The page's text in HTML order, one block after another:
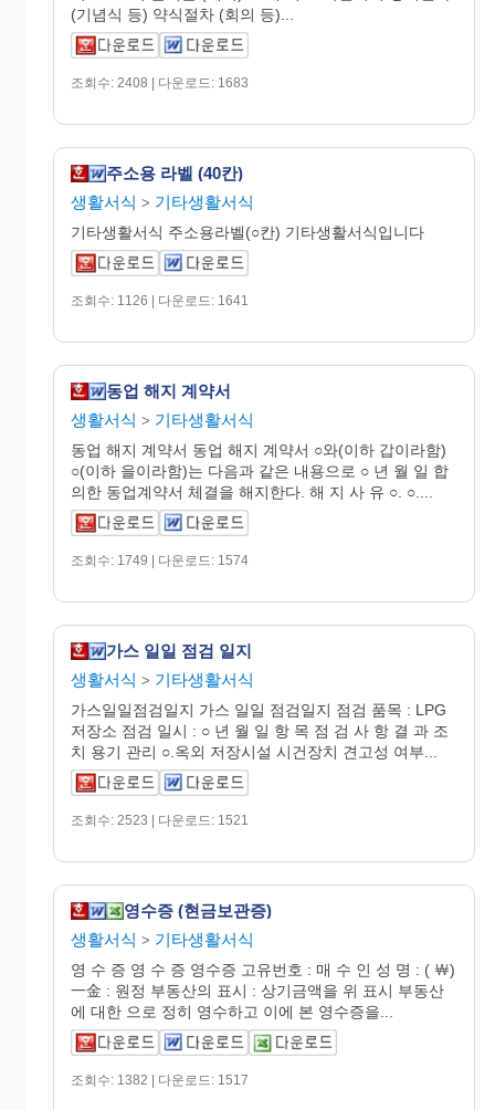
(기념식 등) 약식절차 (회의 등)...
조회수: 2408 | 다운로드: 1683
주소용 라벨 (40칸)
생활서식 > 기타생활서식
기타생활서식 주소용라벨(○칸) 기타생활서식입니다
조회수: 1126 | 다운로드: 1641
동업 해지 계약서
생활서식 > 기타생활서식
동업 해지 계약서 동업 해지 계약서 ○와(이하 갑이라함)
○(이하 을이라함)는 다음과 같은 내용으로 ○ 년 월 일 합
의한 동업계약서 체결을 해지한다. 해 지 사 유 ○. ○....
조회수: 1749 | 다운로드: 1574
가스 일일 점검 일지
생활서식 > 기타생활서식
가스일일점검일지 가스 일일 점검일지 점검 품목 : LPG
저장소 점검 일시 : ○ 년 월 일 항 목 점 검 사 항 결 과 조
치 용기 관리 ○.옥외 저장시설 시건장치 견고성 여부...
조회수: 2523 | 다운로드: 1521
영수증 (현금보관증)
생활서식 > 기타생활서식
영 수 증 영 수 증 영수증 고유번호 : 매 수 인 성 명 : ( ￦)
一金 : 원정 부동산의 표시 : 상기금액을 위 표시 부동산
에 대한 으로 정히 영수하고 이에 본 영수증을...
조회수: 1382 | 다운로드: 1517